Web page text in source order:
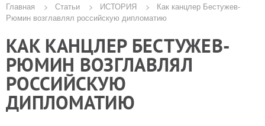
Строка
навигации
Главная Статьи ИСТОРИЯ
Как канцлер Бестужев-
Рюмин возглавлял российскую дипломатию
КАК КАНЦЛЕР БЕСТУЖЕВ-
РЮМИН ВОЗГЛАВЛЯЛ
РОССИЙСКУЮ
ДИПЛОМАТИЮ